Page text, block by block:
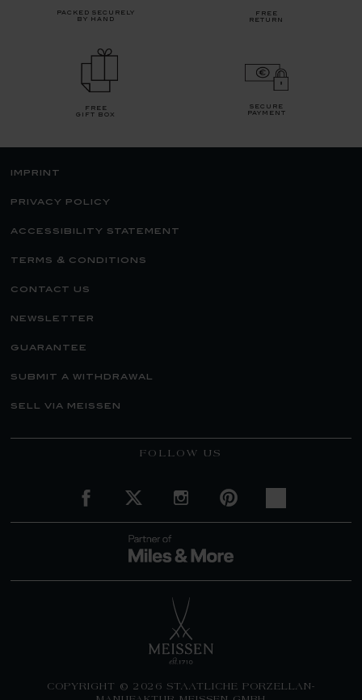
packed securely
by hand
free
return
free
gift box
secure
payment
imprint
privacy policy
accessibility statement
terms & conditions
contact us
newsletter
guarantee
submit a withdrawal
sell via meissen
FOLLOW US
COPYRIGHT © 2026 STAATLICHE PORZELLAN-